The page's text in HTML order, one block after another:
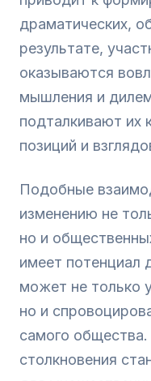
драматических,
результате,
оказываются
мышления и
подталкивают их
позиций и
Подобные
изменению не
но и
имеет потенциал
может не только
но и
самого
столкновения